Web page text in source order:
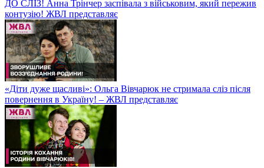
ДО СЛІЗ! Анна Трінчер заспівала з військовим, який пережив
контузію! ЖВЛ представляє
«Діти дуже щасливі»: Ольга Вівчарюк не стримала сліз після
повернення в Україну! – ЖВЛ представляє